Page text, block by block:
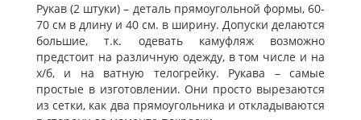
Рукав (2 штуки) – деталь прямоугольной формы, 60-
70 см в длину и 40 см. в ширину. Допуски делаются
большие, т.к. одевать камуфляж возможно
предстоит на различную одежду, в том числе и на
х/б, и на ватную телогрейку. Рукава – самые
простые в изготовлении. Они просто вырезаются
из сетки, как два прямоугольника и откладываются